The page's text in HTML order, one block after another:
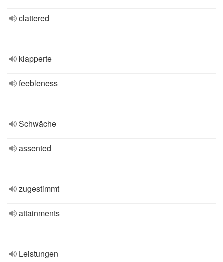
clattered
klapperte
feebleness
Schwäche
assented
zugestimmt
attainments
Leistungen